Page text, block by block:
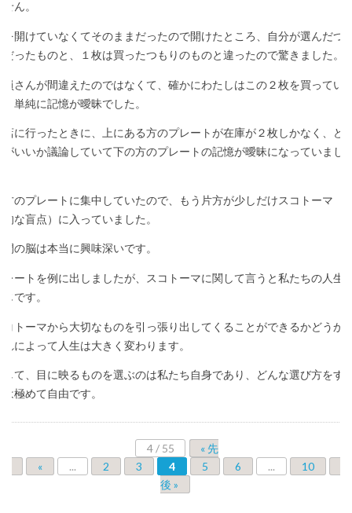
ん。
を開けていなくてそのままだったので開けたところ、自分が選んだつ
だったものと、１枚は買ったつもりのものと違ったので驚きました。
員さんが間違えたのではなくて、確かにわたしはこの２枚を買ってい
、単純に記憶が曖昧でした。
店に行ったときに、上にある方のプレートが在庫が２枚しかなく、ど
がいいか議論していて下の方のプレートの記憶が曖昧になっていまし
方のプレートに集中していたので、もう片方が少しだけスコトーマ（
的な盲点）に入っていました。
間の脳は本当に興味深いです。
レートを例に出しましたが、スコトーマに関して言うと私たちの人生
です。
コトーマから大切なものを引っ張り出してくることができるかどうか
れによって人生は大きく変わります。
して、目に映るものを選ぶのは私たち自身であり、どんな選び方をす
は極めて自由です。
4 / 55
« 先
« ... 2 3 4 5 6 ... 10
後 »